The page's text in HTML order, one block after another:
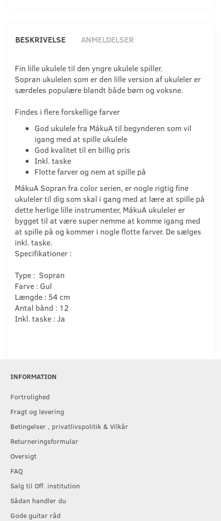
BESKRIVELSE ANMELDELSER
Fin lille ukulele til den yngre ukulele spiller.
Sopran ukulelen som er den lille version af ukuleler er
særdeles populære blandt både børn og voksne.
Findes i flere forskellige farver
God ukulele fra MákuA til begynderen som vil
igang med at spille ukulele
God kvalitet til en billig pris
Inkl. taske
Flotte farver og nem at spille på
MákuA Sopran fra color serien, er nogle rigtig fine
ukuleler til dig som skal i gang med at lære at spille på
dette herlige lille instrumenter, MákuA ukuleler er
bygget til at være super nemme at komme igang med
at spille på og kommer i nogle flotte farver. De sælges
inkl. taske.
Specifikationer :
Type : Sopran
Farve : Gul
Længde : 54 cm
Antal bånd : 12
Inkl. taske : Ja
INFORMATION
Fortrolighed
Fragt og levering
Betingelser , privatlivspolitik & Vilkår
Returneringsformular
Oversigt
FAQ
Salg til Off. institution
Sådan handler du
Gode guitar råd